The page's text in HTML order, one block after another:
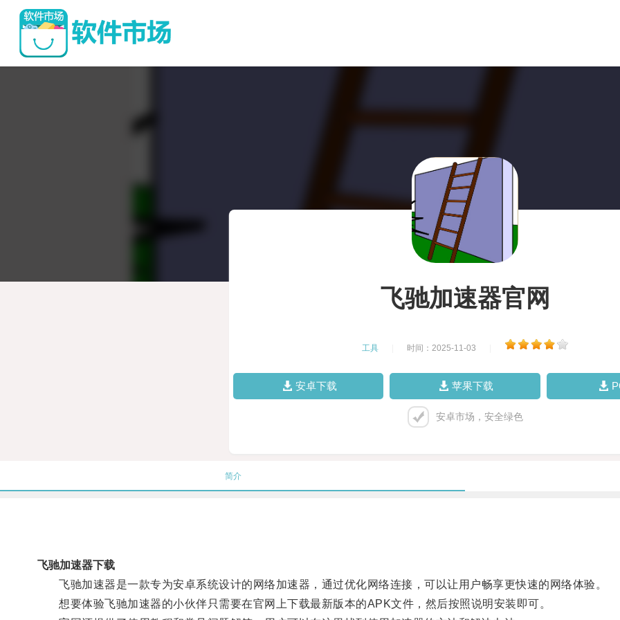
飞驰加速器官网
工具 时间：2025-11-03
安卓下载 苹果下载
安卓市场，安全绿色
简介
飞驰加速器下载
飞驰加速器是一款专为安卓系统设计的网络加速器，通过优化网络连接，可以让用户畅享更快速的网络体验。
想要体验飞驰加速器的小伙伴只需要在官网上下载最新版本的APK文件，然后按照说明安装即可。